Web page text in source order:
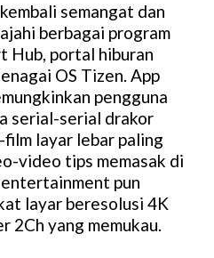
semangat dan
berbagai program
Hub, portal hiburan
OS Tizen. App
pengguna
serial-serial drakor
layar lebar paling
video tips memasak di
entertainment pun
layar beresolusi 4K
2Ch yang memukau.